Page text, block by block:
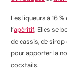
Les liqueurs à 16
l’apéritif. Elles se
de cassis, de sirop
pour apporter la
cocktails.